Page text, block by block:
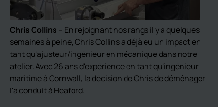
Chris Collins – En rejoignant nos rangs il y a quelques
semaines à peine, Chris Collins a déjà eu un impact en
tant qu'ajusteur/ingénieur en mécanique dans notre
atelier. Avec 26 ans d'expérience en tant qu'ingénieur
maritime à Cornwall, la décision de Chris de déménager
l'a conduit à Heaford.